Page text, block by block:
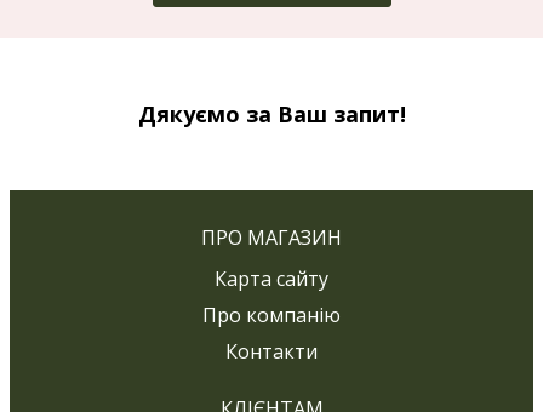
Дякуємо за Ваш запит!
ПРО МАГАЗИН
Карта сайту
Про компанію
Контакти